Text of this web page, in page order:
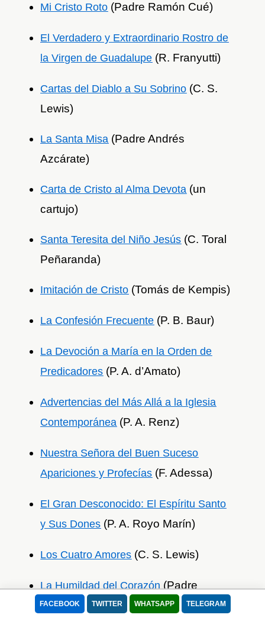
FACEBOOK TWITTER WHATSAPP TELEGRAM
Mi Cristo Roto (Padre Ramón Cué)
El Verdadero y Extraordinario Rostro de
la Virgen de Guadalupe (R. Franyutti)
Cartas del Diablo a Su Sobrino (C. S.
Lewis)
La Santa Misa (Padre Andrés
Azcárate)
Carta de Cristo al Alma Devota (un
cartujo)
Santa Teresita del Niño Jesús (C. Toral
Peñaranda)
Imitación de Cristo (Tomás de Kempis)
La Confesión Frecuente (P. B. Baur)
La Devoción a María en la Orden de
Predicadores (P. A. d’Amato)
Advertencias del Más Allá a la Iglesia
Contemporánea (P. A. Renz)
Nuestra Señora del Buen Suceso
Apariciones y Profecías (F. Adessa)
El Gran Desconocido: El Espíritu Santo
y Sus Dones (P. A. Royo Marín)
Los Cuatro Amores (C. S. Lewis)
La Humildad del Corazón(Padre
Gaetano M. da Bergamo)